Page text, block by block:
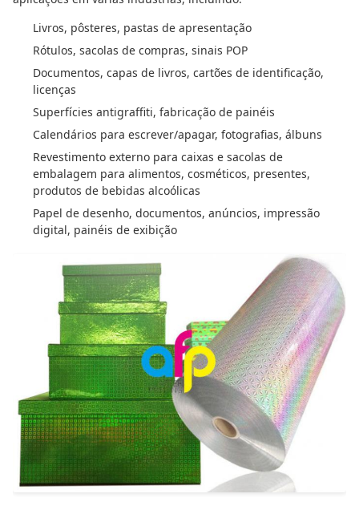
Livros, pôsteres, pastas de apresentação
Rótulos, sacolas de compras, sinais POP
Documentos, capas de livros, cartões de identificação,
licenças
Superfícies antigraffiti, fabricação de painéis
Calendários para escrever/apagar, fotografias, álbuns
Revestimento externo para caixas e sacolas de
embalagem para alimentos, cosméticos, presentes,
produtos de bebidas alcoólicas
Papel de desenho, documentos, anúncios, impressão
digital, painéis de exibição